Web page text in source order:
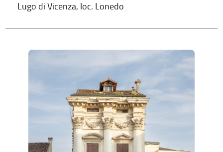
Lugo di Vicenza, loc. Lonedo